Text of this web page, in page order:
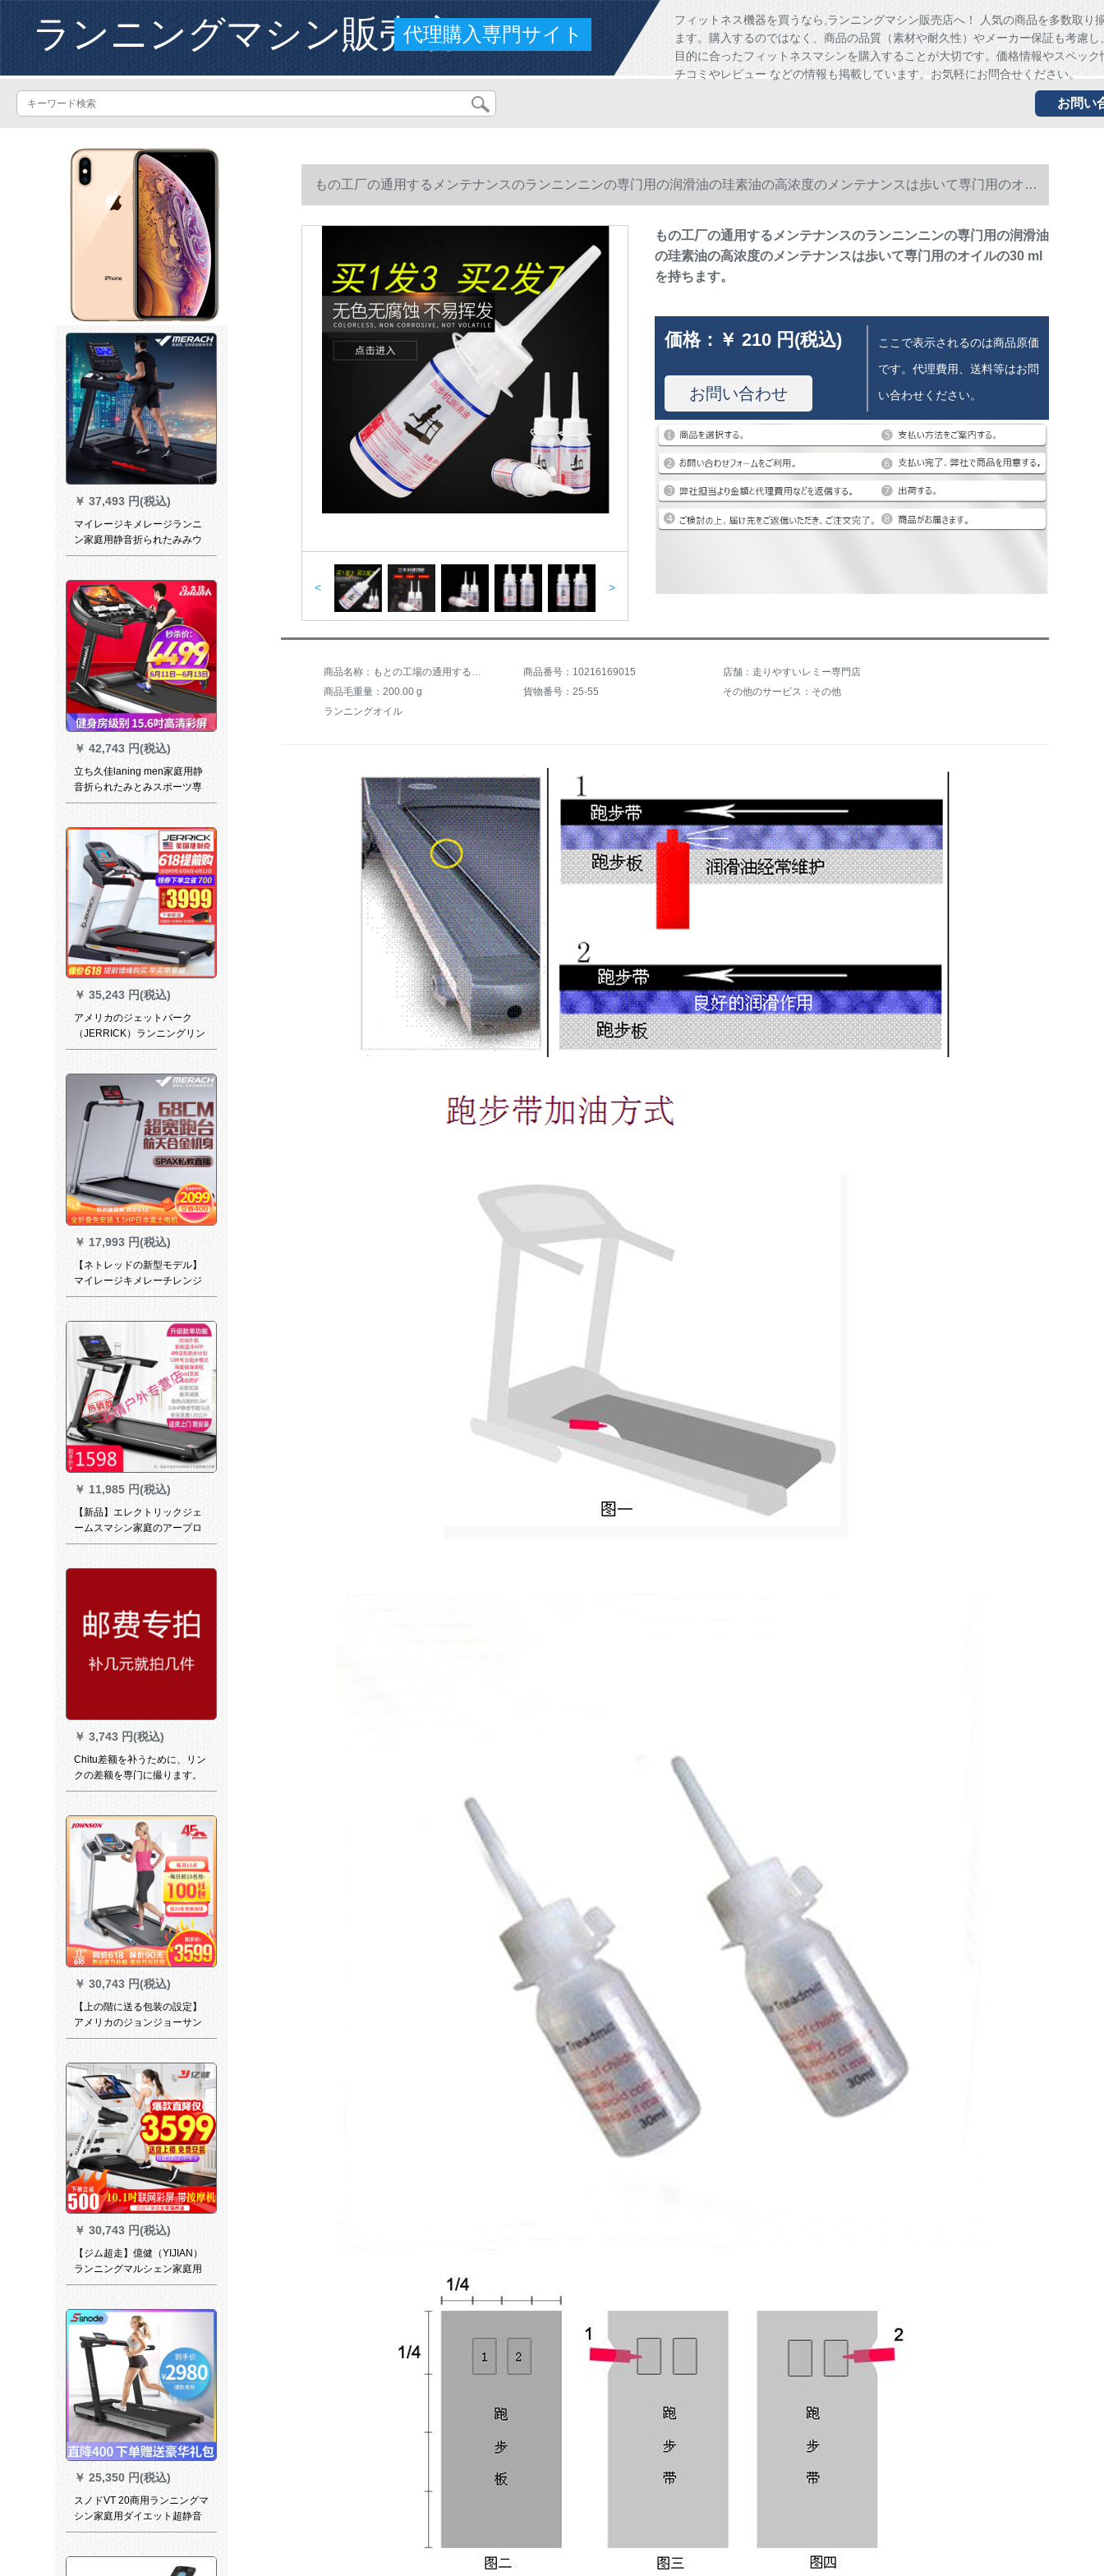
ランニングマシン販売店代理購入専門サイト
フィットネス機器を買うなら,ランニングマシン販売店へ！ 人気の商品を多数取り
ます。購入するのではなく、商品の品質（素材や耐久性）やメーカー保証も考慮し
目的に合ったフィットネスマシンを購入することが大切です。価格情報やスペック
チコミやレビュー などの情報も掲載しています。お気軽にお問合せください。
お問い
￥ 37,493 円(税込)
マイレージキメレージランニ
ン家庭用静音折られたみみウ
ォーキングキングキングマシ
￥ 42,743 円(税込)
立ち久佳laning men家庭用静
音折られたみとみスポーツ専
门用580シリーズズ15.6イン
能/74 cm走台
￥ 35,243 円(税込)
アメリカのジェットバーク
（JERRICK）ランニングリン
の家庭用折り畳X 3 T/X 6 Tフ
￥ 17,993 円(税込)
【ネトレッドの新型モデル】
マイレージキメレーチレンジ
イングマイシン家庭用电気静
ククククククリング·キッキン
グマシン星シリーバ/52 cm超
ワド·ライン·ベロペ
￥ 11,985 円(税込)
【新品】エレクトリックジェ
ームスマシン家庭のアープロ
機能/スミプロプロモーション
￥ 3,743 円(税込)
Chitu差额を补うために、リン
クの差额を専门に撮ります。
￥ 30,743 円(税込)
【上の階に送る包装の設定】
アメリカのジョンジョーサン
ラニン室内の家庭用リフネッ
器材T 75【喬山公式直営】
【家庭用ジップドレッドドー
ル】【電撃配送全国共同保
険】
￥ 30,743 円(税込)
【ジム超走】億健（YIJIAN）
ランニングマルシェン家庭用
静音屈折したみらいマシン
カーラスキー【電気勾留昇
降】
￥ 25,350 円(税込)
スノドVT 20商用ランニングマ
シン家庭用ダイエット超静音
ダンピング折りたたみ室内ジ
もの工厂の通用するメンテナンスのランニンニンの専门用の润滑油の珪素油の高浓度のメンテナンスは歩いて専门用のオイ
ルの30 mlを持ちます。
< >
もの工厂の通用するメンテナンスのランニンニンの専门用の润滑油
の珪素油の高浓度のメンテナンスは歩いて専门用のオイルの30 ml
を持ちます。
価格： ￥ 210 円(税込)
お問い合わせ
ここで表示されるのは商品原価
です。代理費用、送料等はお問
い合わせください。
商品名称：もとの工場の通用する保養のランニングマシンの専用の潤滑油の珪素油の高濃度の保養は走って専用の油の30 mlを持ちます。 商品番号：10216169015
店舗：走りやすいレミー専門店
商品毛重量：200.00 g
貨物番号：25-55
その他のサービス：その他
ランニングオイル